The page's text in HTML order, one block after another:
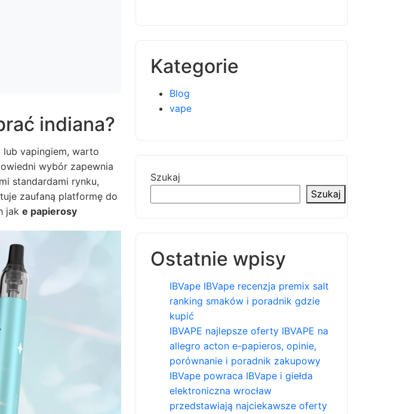
indiana?
vapingiem, warto
wybór zapewnia
standardami rynku,
zaufaną platformę do
jak e papierosy
Kategorie
Blog
vape
Szukaj
Szukaj
Ostatnie wpisy
IBVape IBVape recenzja premix salt
ranking smaków i poradnik gdzie
kupić
IBVAPE najlepsze oferty IBVAPE na
allegro acton e-papieros, opinie,
porównanie i poradnik zakupowy
IBVape powraca IBVape i giełda
elektroniczna wrocław
przedstawiają najciekawsze oferty